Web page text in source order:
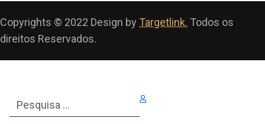
Copyrights © 2022 Design by Targetlink. Todos os
direitos Reservados.